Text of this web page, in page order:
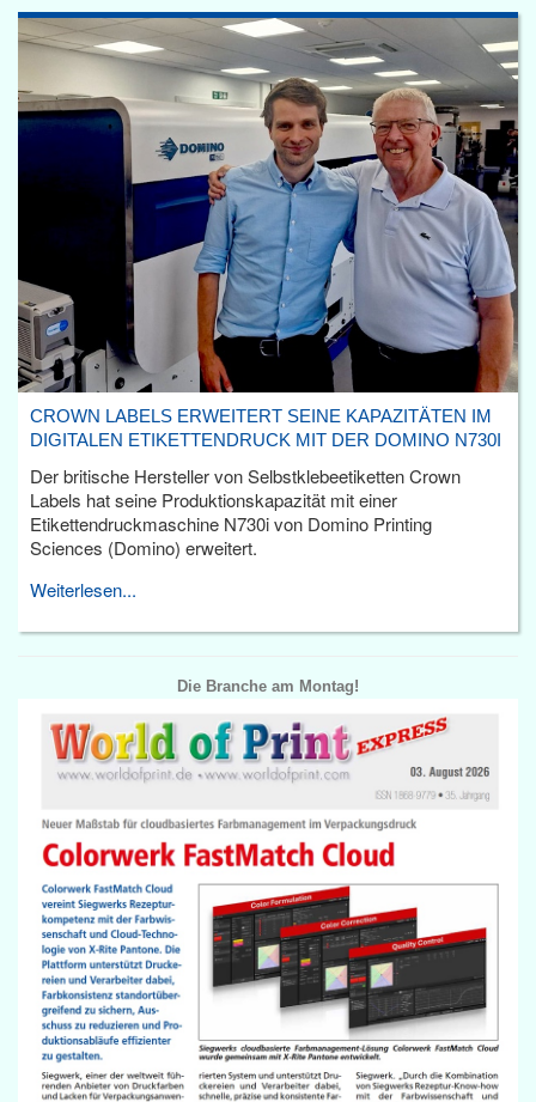
CROWN LABELS ERWEITERT SEINE KAPAZITÄTEN IM
DIGITALEN ETIKETTENDRUCK MIT DER DOMINO N730I
Der britische Hersteller von Selbstklebeetiketten Crown
Labels hat seine Produktionskapazität mit einer
Etikettendruckmaschine N730i von Domino Printing
Sciences (Domino) erweitert.
Weiterlesen...
Die Branche am Montag!